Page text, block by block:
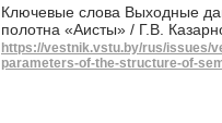
Ключевые слова Выходные
полотна «Аисты» / Г.В.
https://vestnik.vstu.by/rus/issues/
parameters-of-the-structure-of-